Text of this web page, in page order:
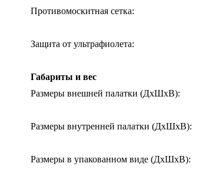
Противомоскитная сетка:
Защита от ультрафиолета:
Габариты и вес
Размеры внешней палатки (ДхШхВ):
Размеры внутренней палатки (ДхШхВ):
Размеры в упакованном виде (ДхШхВ):